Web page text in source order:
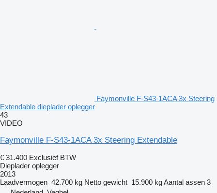
Faymonville F-S43-1ACA 3x Steering
Extendable dieplader oplegger
43
VIDEO
Faymonville F-S43-1ACA 3x Steering Extendable
€ 31.400 Exclusief BTW
Dieplader oplegger
2013
Laadvermogen 42.700 kg Netto gewicht 15.900 kgAantal assen 3